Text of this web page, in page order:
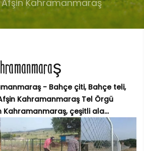
Kahramanmaraş
- Bahçe çiti, Bahçe teli,
Kahramanmaraş Tel Örgü
Kahramanmaraş, çeşitli ala...